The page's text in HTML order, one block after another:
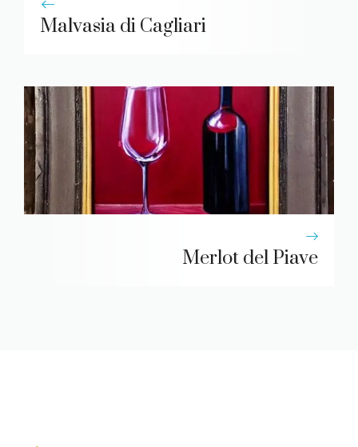
Malvasia di Cagliari
Merlot del Piave